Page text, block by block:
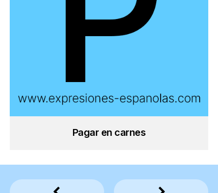
Pagar en carnes